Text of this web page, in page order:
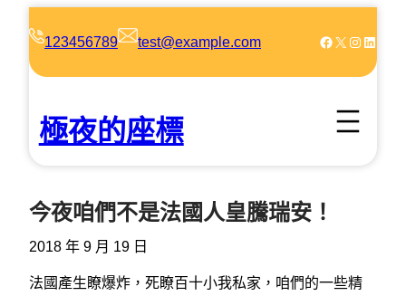
123456789 test@example.com Facebook X Instagram LinkedIn
極夜的座標
今夜咱們不是法國人皇騰瑞安！
2018 年 9 月 19 日
法國產生瞭爆炸，死瞭百十小我私家，咱們的一些精